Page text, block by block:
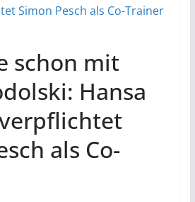
schon mit
Hansa
als Co-